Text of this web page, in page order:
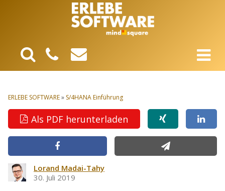
ERLEBE SOFTWARE» S/4HANA Einführung
Als PDF herunterladen
Lorand Madai-Tahy
30. Juli 2019